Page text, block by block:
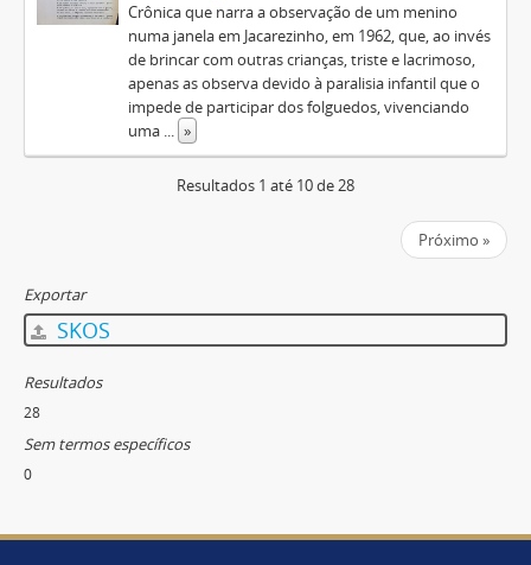
Crônica que narra a observação de um menino
numa janela em Jacarezinho, em 1962, que, ao invés
de brincar com outras crianças, triste e lacrimoso,
apenas as observa devido à paralisia infantil que o
impede de participar dos folguedos, vivenciando
uma ... »
Resultados 1 até 10 de 28
Próximo »
Exportar
SKOS
Resultados
28
Sem termos específicos
0